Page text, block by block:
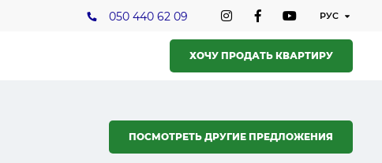
050 440 62 09
ХОЧУ ПРОДАТЬ КВАРТИРУ
ПОСМОТРЕТЬ ДРУГИЕ ПРЕДЛОЖЕНИЯ